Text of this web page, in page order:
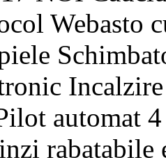
Webasto
Incalzire
automat